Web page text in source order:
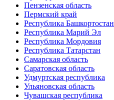
Пензенская область
Пермский край
Республика Башкортостан
Республика Марий Эл
Республика Мордовия
Республика Татарстан
Самарская область
Саратовская область
Удмуртская республика
Ульяновская область
Чувашская республика